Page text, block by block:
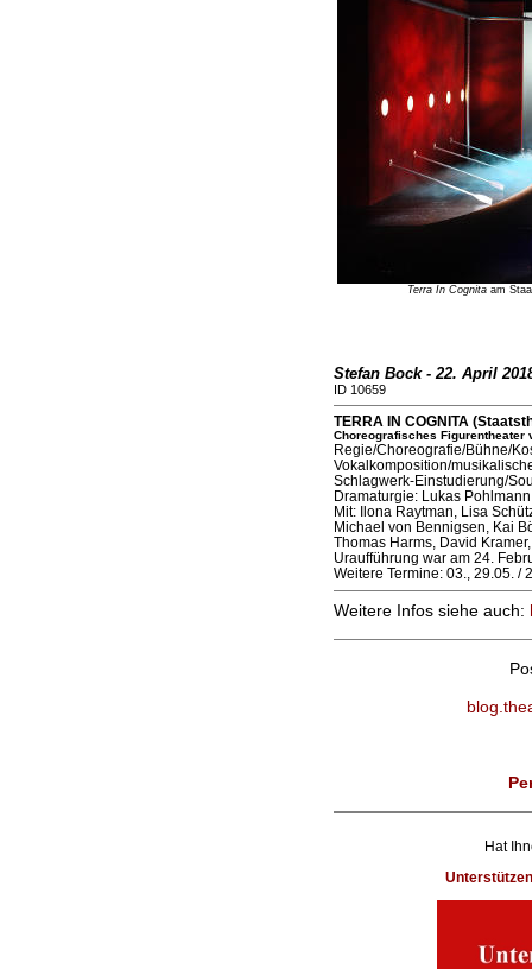
Terra In Cognita am
Stefan Bock - 22. April
ID 10659
TERRA IN COGNITA
Choreografisches Figurentheater
Regie/Choreografie/Bühne/
Vokalkomposition/
Schlagwerk-Einstudierung/
Dramaturgie: Lukas Pohlmann
Mit: Ilona Raytman, Lisa
Michael von Bennigsen, Kai
Thomas Harms, David
Uraufführung war am 24.
Weitere Termine: 03., 29.05. /
Weitere Infos siehe auch:
Hat